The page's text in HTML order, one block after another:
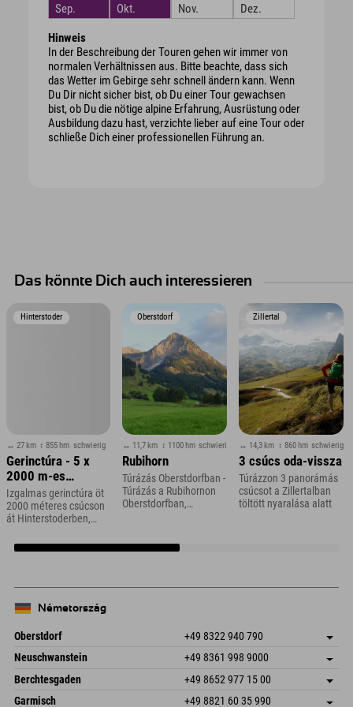
Sep.
Okt. Nov. Dez.
Hinweis
In der Beschreibung der Touren gehen wir immer von
normalen Verhältnissen aus. Bitte beachte, dass sich
das Wetter im Gebirge sehr schnell ändern kann. Wenn
Du Dir nicht sicher bist, ob Du einer Tour gewachsen
bist, ob Du die nötige alpine Erfahrung, Ausrüstung oder
Ausbildung dazu hast, verzichte lieber auf eine Tour oder
schließe Dich einer professionellen Führung an.
Das könnte Dich auch interessieren
Hinterstoder
↔ 27 km ↕ 855 hm schwierig
Gerinctúra - 5 x
2000 m-es
csúcsok
Izgalmas gerinctúra öt
2000 méteres csúcson
át Hinterstoderben,
Oberstdorf
↔ 11,7 km ↕ 1100 hm schwierig
Rubihorn
Túrázás Oberstdorfban -
Túrázás a Rubihornon
Oberstdorfban,
Zillertal
↔ 14,3 km ↕ 860 hm schwierig
3 csúcs oda-vissza
Túrázzon 3 panorámás
csúcsot a Zillertalban
töltött nyaralása alatt
Németország
Oberstdorf +49 8322 940 790
An der Breitach 3
Németország
Cím mentése
Könyv
Neuschwanstein +49 8361 998 9000
An der Riese 45
87484 Nesselwang im Allgäu
Németország
Cím mentése
Érkezési információk
Könyv
Berchtesgaden +49 8652 977 15 00
Hofreitstr. 7
Cím mentése
Garmisch +49 8821 60 35 990